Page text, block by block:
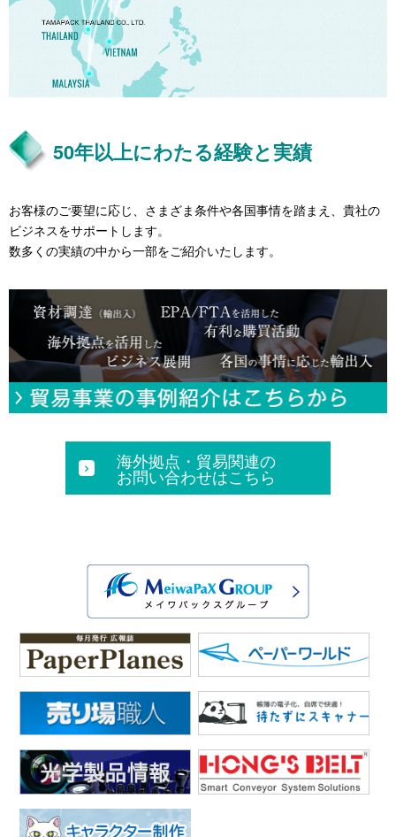
50年以上にわたる経験と実績
お客様のご要望に応じ、さまざま条件や各国事情を踏まえ、貴社の
ビジネスをサポートします。
数多くの実績の中から一部をご紹介いたします。
海外拠点・貿易関連の
お問い合わせはこちら